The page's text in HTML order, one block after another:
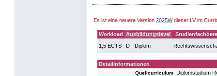
Es ist eine neuere Version 2025Wdieser LV im
Workload Ausbildungslevel
1,5 ECTS
D - Diplom
Detailinformationen
Quellcurriculum Diplomstudium